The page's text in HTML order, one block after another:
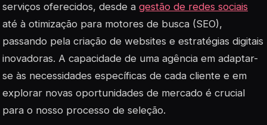
serviços oferecidos, desde a gestão de redes sociais
até à otimização para motores de busca (SEO),
passando pela criação de websites e estratégias digitais
inovadoras. A capacidade de uma agência em adaptar-
se às necessidades específicas de cada cliente e em
explorar novas oportunidades de mercado é crucial
para o nosso processo de seleção.